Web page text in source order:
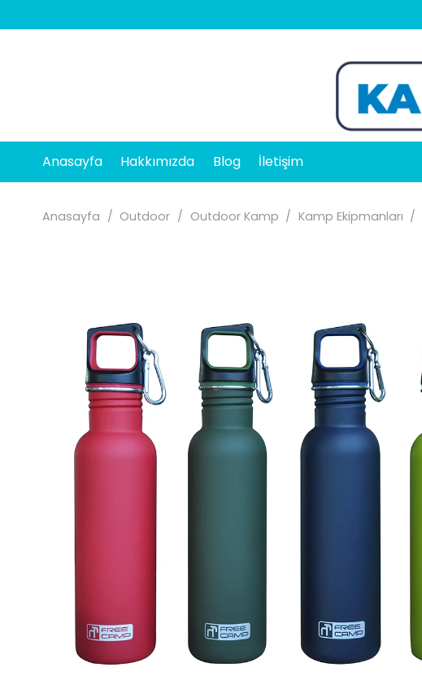
Anasayfa Hakkımızda Blog İletişim
Anasayfa / Outdoor / Outdoor Kamp / Kamp Ekipmanları /